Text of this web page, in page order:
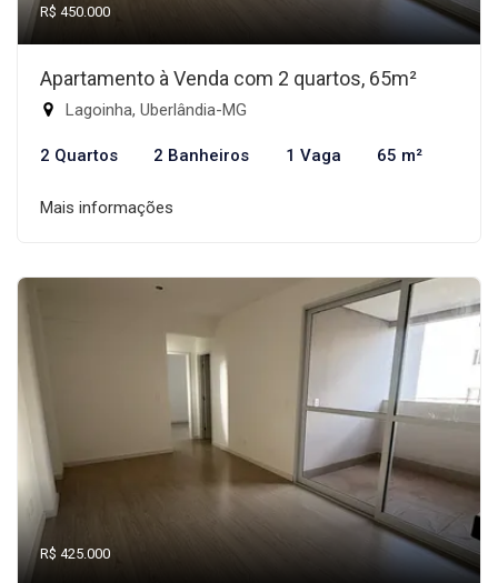
R$ 450.000
Apartamento à Venda com 2 quartos, 65m²
Lagoinha, Uberlândia-MG
2 Quartos 2 Banheiros 1 Vaga 65 m²
Mais informações
R$ 425.000